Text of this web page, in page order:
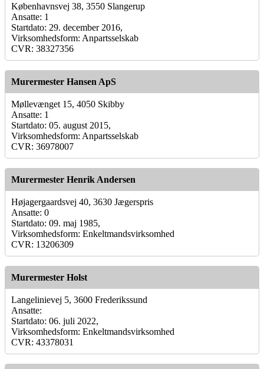
Københavnsvej 38, 3550 Slangerup
Ansatte: 1
Startdato: 29. december 2016,
Virksomhedsform: Anpartsselskab
CVR: 38327356
Murermester Hansen ApS
Møllevænget 15, 4050 Skibby
Ansatte: 1
Startdato: 05. august 2015,
Virksomhedsform: Anpartsselskab
CVR: 36978007
Murermester Henrik Andersen
Højagergaardsvej 40, 3630 Jægerspris
Ansatte: 0
Startdato: 09. maj 1985,
Virksomhedsform: Enkeltmandsvirksomhed
CVR: 13206309
Murermester Holst
Langelinievej 5, 3600 Frederikssund
Ansatte:
Startdato: 06. juli 2022,
Virksomhedsform: Enkeltmandsvirksomhed
CVR: 43378031